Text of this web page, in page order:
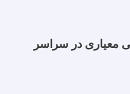
معیاری در سراسر